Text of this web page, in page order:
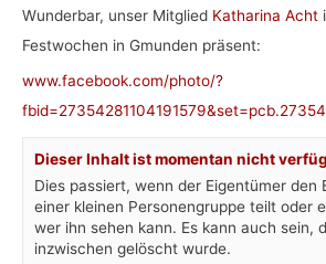
Wunderbar, unser Mitglied Katharina Acht
Festwochen in Gmunden präsent:
www.facebook.com/photo/?
Dieser Inhalt ist momentan nicht
Dies passiert, wenn der Eigentümer den
einer kleinen Personengruppe teilt oder
wer ihn sehen kann. Es kann auch sein,
inzwischen gelöscht wurde.